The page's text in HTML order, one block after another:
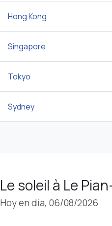
Hong Kong
Singapore
Tokyo
Sydney
Le soleil à Le
Hoy en día, 06/08/2026